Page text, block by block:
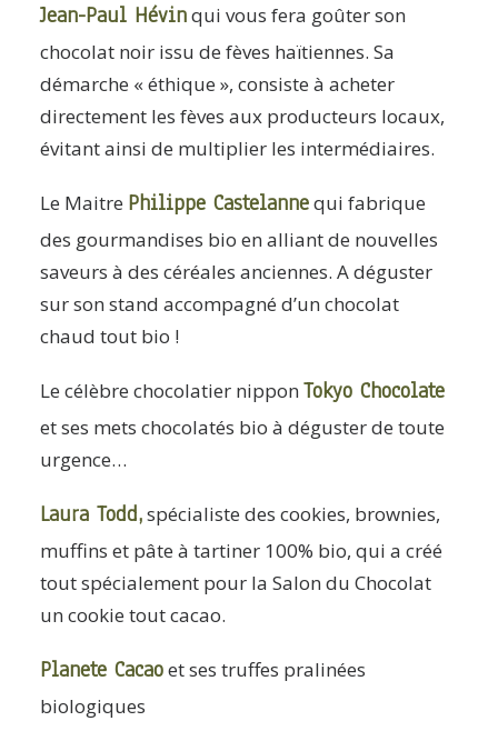
Jean-Paul Hévinqui vous fera goûter son
chocolat noir issu de fèves haïtiennes. Sa
démarche « éthique », consiste à acheter
directement les fèves aux producteurs locaux,
évitant ainsi de multiplier les intermédiaires.
Le Maitre Philippe Castelannequi fabrique
des gourmandises bio en alliant de nouvelles
saveurs à des céréales anciennes. A déguster
sur son stand accompagné d’un chocolat
chaud tout bio !
Le célèbre chocolatier nippon Tokyo Chocolate
et ses mets chocolatés bio à déguster de toute
urgence…
Laura Todd,spécialiste des cookies, brownies,
muffins et pâte à tartiner 100% bio, qui a créé
tout spécialement pour la Salon du Chocolat
un cookie tout cacao.
Planete Cacaoet ses truffes pralinées
biologiques